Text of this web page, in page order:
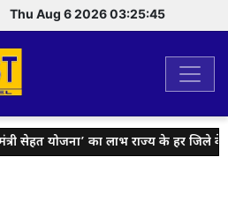
Thu Aug 6 2026 03:25:45
योजना’ का लाभ राज्य के हर जिले के